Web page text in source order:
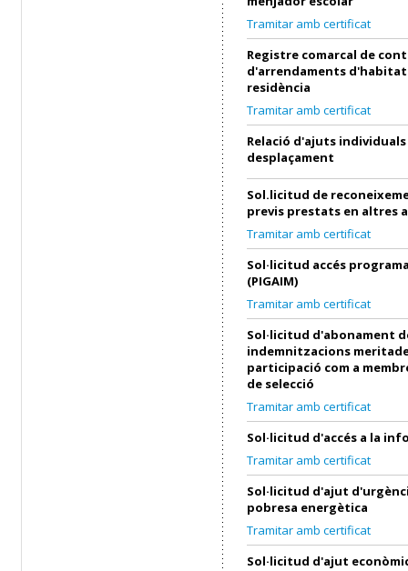
Tramitar amb certificat
Registre comarcal de
d'arrendaments
residència
Tramitar amb certificat
Relació d'ajuts
desplaçament
Sol.licitud de
previs prestats en altres
Tramitar amb certificat
Sol·licitud accés
(PIGAIM)
Tramitar amb certificat
Sol·licitud d'abonament
indemnitzacions
participació com a
de selecció
Tramitar amb certificat
Sol·licitud d'accés a la
Tramitar amb certificat
Sol·licitud d'ajut
pobresa energètica
Tramitar amb certificat
Sol·licitud d'ajut